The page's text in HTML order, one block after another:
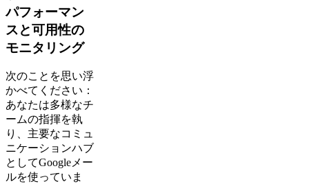
パフォーマン
スと可用性の
モニタリング
次のことを思い浮
かべてください：
あなたは多様なチ
ームの指揮を執
り、主要なコミュ
ニケーションハブ
としてGoogleメー
ルを使っていま